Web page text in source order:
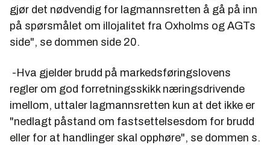
gjør det nødvendig for lagmannsretten å gå på inn
på spørsmålet om illojalitet fra Oxholms og AGTs
side", se dommen side 20.
-Hva gjelder brudd på markedsføringslovens
regler om god forretningsskikk næringsdrivende
imellom, uttaler lagmannsretten kun at det ikke er
"nedlagt påstand om fastsettelsesdom for brudd
eller for at handlinger skal opphøre", se dommen s.